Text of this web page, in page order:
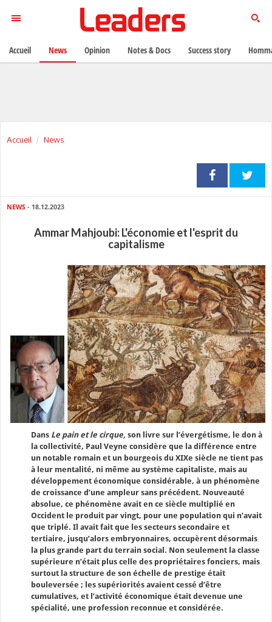
Accueil News
NEWS - 18.12.2023
Ammar Mahjoubi: L'économie et l'esprit du
capitalisme
Dans Le pain et le cirque, son livre sur l’évergétisme, le don à
la collectivité, Paul Veyne considère que la différence entre
un notable romain et un bourgeois du XIXe siècle ne tient pas
à leur mentalité, ni même au système capitaliste, mais au
développement économique considérable, à un phénomène
de croissance d’une ampleur sans précédent. Nouveauté
absolue, ce phénomène avait en ce siècle multiplié en
Occident le produit par vingt, pour une population qui n’avait
que triplé. Il avait fait que les secteurs secondaire et
tertiaire, jusqu’alors embryonnaires, occupèrent désormais
la plus grande part du terrain social. Non seulement la classe
supérieure n’était plus celle des propriétaires fonciers, mais
surtout la structure de son échelle de prestige était
bouleversée ; les supériorités avaient cessé d’être
cumulatives, et l’activité économique était devenue une
spécialité, une profession reconnue et considérée.
Accueil News Opinion Notes & Docs Success story